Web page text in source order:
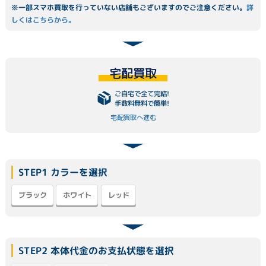
※一部スマホ買取を行っていない店舗もございますのでご注意ください。詳
しくはこちらから。
宅配買取
ご自宅で全て完結!
手数料無料で簡単!
宅配買取へ進む
STEP1 カラーを選択
ブラック ホワイト レッド
STEP2 本体代金のお支払状態を選択